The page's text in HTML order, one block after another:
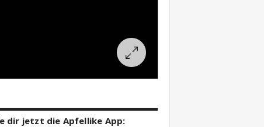
dir jetzt die Apfellike App: